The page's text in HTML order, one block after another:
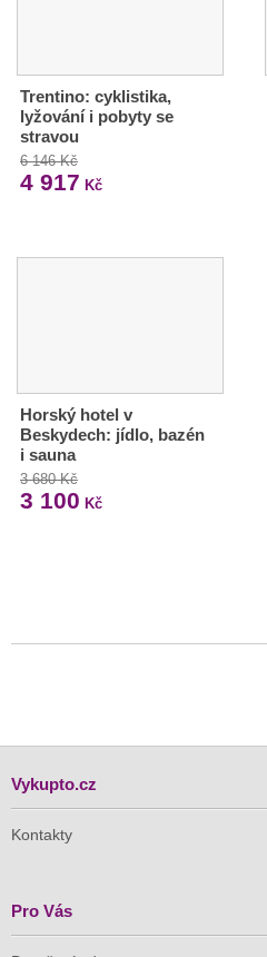
Trentino: cyklistika,
lyžování i pobyty se
stravou
6 146 Kč
4 917 Kč
Horský hotel v
Beskydech: jídlo, bazén
i sauna
3 680 Kč
3 100 Kč
Vykupto.cz
Kontakty
Pro Vás